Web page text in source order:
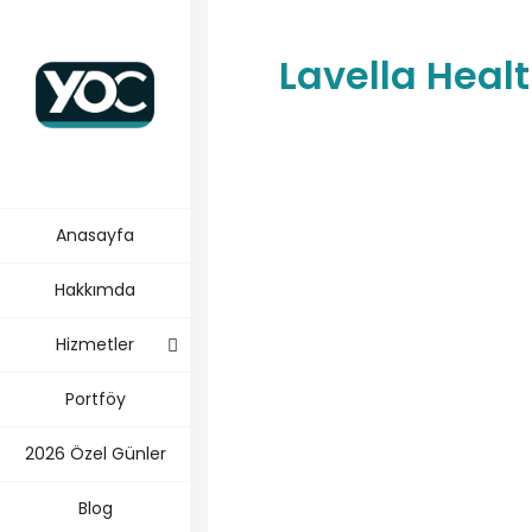
Anasayfa
Hakkımda
Hizmetler
Portföy
2026 Özel Günler
Blog
Lavella